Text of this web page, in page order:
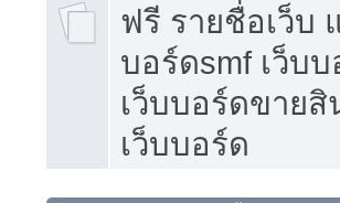
ฟรี รายชื่อเว็บ
บอร์ดsmf เว็บ
เว็บบอร์ดขาย
เว็บบอร์ด